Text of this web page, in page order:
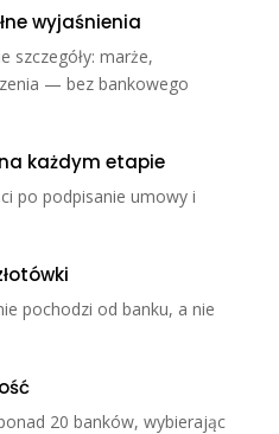
wyjaśnienia
szczegóły: marże,
— bez bankowego
każdym etapie
po podpisanie umowy i
pochodzi od banku, a nie
20 banków, wybierając